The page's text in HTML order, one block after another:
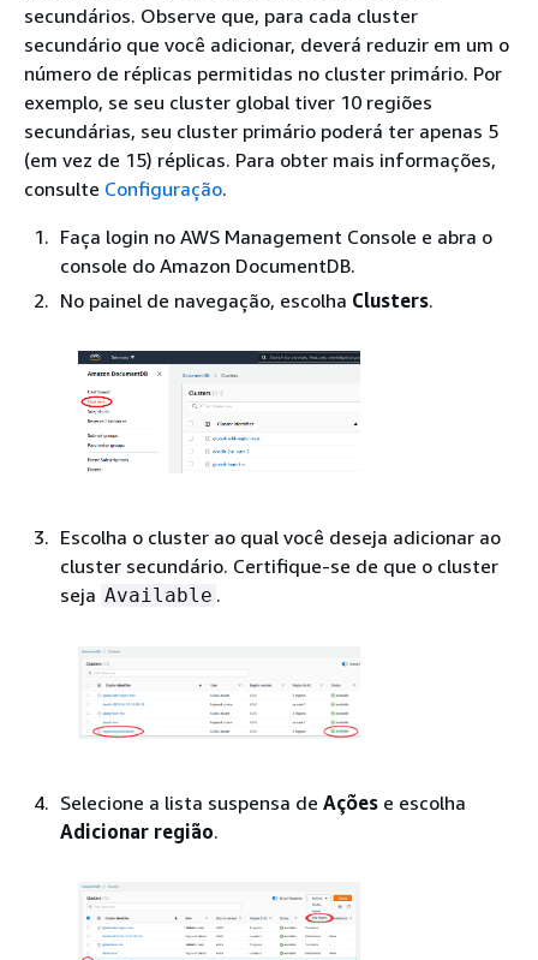
secundários. Observe que, para cada cluster
secundário que você adicionar, deverá reduzir em um o
número de réplicas permitidas no cluster primário. Por
exemplo, se seu cluster global tiver 10 regiões
secundárias, seu cluster primário poderá ter apenas 5
(em vez de 15) réplicas. Para obter mais informações,
consulte Configuração.
Faça login no AWS Management Console e abra o
console do Amazon DocumentDB.
No painel de navegação, escolha Clusters.
Escolha o cluster ao qual você deseja adicionar ao
cluster secundário. Certifique-se de que o cluster
seja Available .
Selecione a lista suspensa de Ações e escolha
Adicionar região.